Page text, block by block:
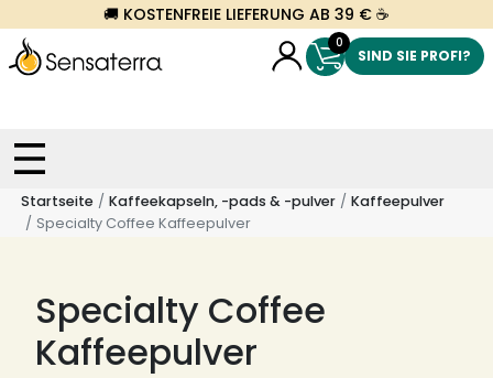
🚚 KOSTENFREIE LIEFERUNG AB 39 € ☕
0
SIND SIE PROFI?
Startseite Kaffeekapseln, -pads & -pulver
Kaffeepulver
Specialty Coffee Kaffeepulver
Specialty Coffee
Kaffeepulver